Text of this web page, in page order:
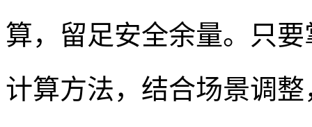
算，留足安全余量。只
计算方法，结合场景调